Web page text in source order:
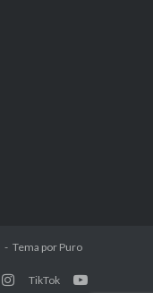
Tema por Puro
TikTok